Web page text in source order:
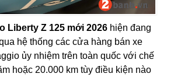
Liberty Z 125 mới 2026 hiện đang
hệ thống các cửa hàng bán xe
ủy nhiệm trên toàn quốc với chế
hoặc 20.000 km tùy điều kiện nào